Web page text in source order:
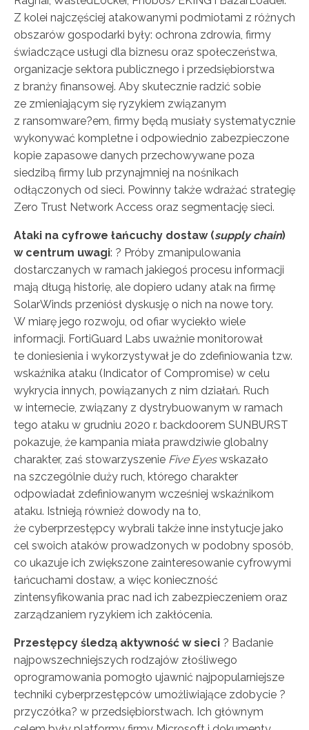
Z kolei najczęściej atakowanymi podmiotami z różnych
obszarów gospodarki były: ochrona zdrowia, firmy
świadczące usługi dla biznesu oraz społeczeństwa,
organizacje sektora publicznego i przedsiębiorstwa
z branży finansowej. Aby skutecznie radzić sobie
ze zmieniającym się ryzykiem związanym
z ransomware?em, firmy będą musiały systematycznie
wykonywać kompletne i odpowiednio zabezpieczone
kopie zapasowe danych przechowywane poza
siedzibą firmy lub przynajmniej na nośnikach
odłączonych od sieci. Powinny także wdrażać strategię
Zero Trust Network Access oraz segmentację sieci.
Ataki na cyfrowe łańcuchy dostaw (supply chain)
w centrum uwagi: ? Próby zmanipulowania
dostarczanych w ramach jakiegoś procesu informacji
mają długą historię, ale dopiero udany atak na firmę
SolarWinds przeniósł dyskusję o nich na nowe tory.
W miarę jego rozwoju, od ofiar wyciekło wiele
informacji. FortiGuard Labs uważnie monitorował
te doniesienia i wykorzystywał je do zdefiniowania tzw.
wskaźnika ataku (Indicator of Compromise) w celu
wykrycia innych, powiązanych z nim działań. Ruch
w internecie, związany z dystrybuowanym w ramach
tego ataku w grudniu 2020 r. backdoorem SUNBURST
pokazuje, że kampania miała prawdziwie globalny
charakter, zaś stowarzyszenie Five Eyeswskazało
na szczególnie duży ruch, którego charakter
odpowiadał zdefiniowanym wcześniej wskaźnikom
ataku. Istnieją również dowody na to,
że cyberprzestępcy wybrali także inne instytucje jako
cel swoich ataków prowadzonych w podobny sposób,
co ukazuje ich zwiększone zainteresowanie cyfrowymi
łańcuchami dostaw, a więc konieczność
zintensyfikowania prac nad ich zabezpieczeniem oraz
zarządzaniem ryzykiem ich zakłócenia.
Przestępcy śledzą aktywność w sieci ? Badanie
najpowszechniejszych rodzajów złośliwego
oprogramowania pomogło ujawnić najpopularniejsze
techniki cyberprzestępców umożliwiające zdobycie ?
przyczółka? w przedsiębiorstwach. Ich głównym